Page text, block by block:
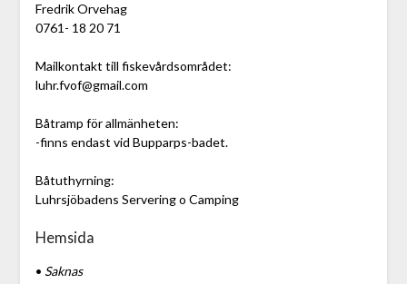
Fredrik Orvehag
0761- 18 20 71
Mailkontakt till fiskevårdsområdet:
luhr.fvof@gmail.com
Båtramp för allmänheten:
-finns endast vid Bupparps-badet.
Båtuthyrning:
Luhrsjöbadens Servering o Camping
Hemsida
• Saknas